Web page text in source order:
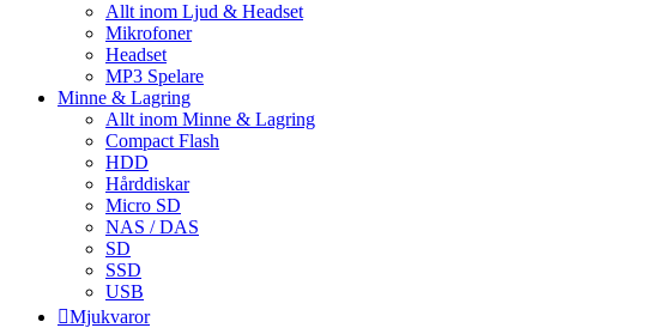
Allt inom Ljud & Headset
Mikrofoner
Headset
MP3 Spelare
Minne & Lagring
Allt inom Minne & Lagring
Compact Flash
HDD
Hårddiskar
Micro SD
NAS / DAS
SD
SSD
USB
Mjukvaror